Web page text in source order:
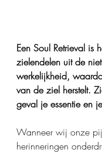
Een Soul Retrieval is
zielendelen uit de
werkelijkheid,
van de ziel herstelt.
geval je essentie en
Wanneer wij onze
herinneringen